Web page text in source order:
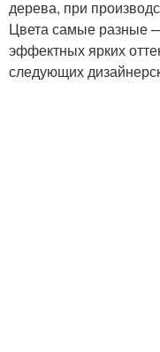
дерева, при
Цвета самые разные
эффектных ярких
следующих